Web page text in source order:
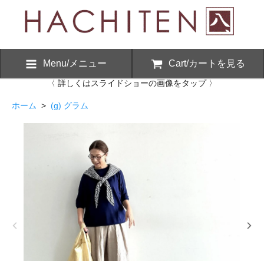
Menu/メニュー Cart/カートを見る
〈 詳しくはスライドショーの画像をタップ 〉
ホーム > (g) グラム